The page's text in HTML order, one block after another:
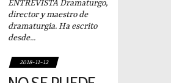
ENTREVISTA Dramaturgo,
director y maestro de
dramaturgia. Ha escrito
desde...
2018-11-12